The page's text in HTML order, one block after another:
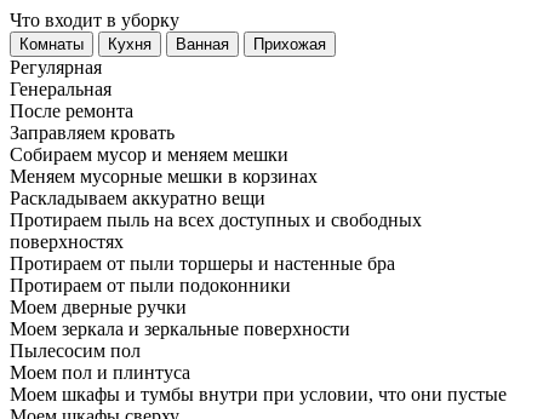
Что входит в уборку
Регу­лярная
Гене­ральная
После ремонта
Заправляем кровать
Собираем мусор и меняем мешки
Меняем мусорные мешки в корзинах
Раскладываем аккуратно вещи
Протираем пыль на всех доступных и свободных
поверхностях
Протираем от пыли торшеры и настенные бра
Протираем от пыли подоконники
Моем дверные ручки
Моем зеркала и зеркальные поверхности
Пылесосим пол
Моем пол и плинтуса
Моем шкафы и тумбы внутри при условии, что они пустые